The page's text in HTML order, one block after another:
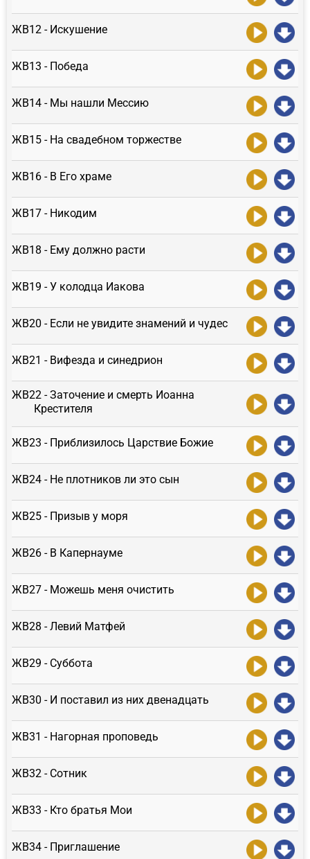
ЖВ12 - Искушение
ЖВ13 - Победа
ЖВ14 - Мы нашли Мессию
ЖВ15 - На свадебном торжестве
ЖВ16 - В Его храме
ЖВ17 - Никодим
ЖВ18 - Ему должно расти
ЖВ19 - У колодца Иакова
ЖВ20 - Если не увидите знамений и чудес
ЖВ21 - Вифезда и синедрион
ЖВ22 - Заточение и смерть Иоанна
Крестителя
ЖВ23 - Приблизилось Царствие Божие
ЖВ24 - Не плотников ли это сын
ЖВ25 - Призыв у моря
ЖВ26 - В Капернауме
ЖВ27 - Можешь меня очистить
ЖВ28 - Левий Матфей
ЖВ29 - Суббота
ЖВ30 - И поставил из них двенадцать
ЖВ31 - Нагорная проповедь
ЖВ32 - Сотник
ЖВ33 - Кто братья Мои
ЖВ34 - Приглашение